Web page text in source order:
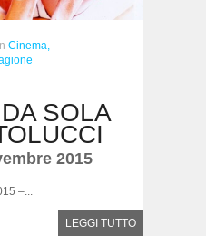
Cinema,
SOLA
2015
–...
LEGGI TUTTO